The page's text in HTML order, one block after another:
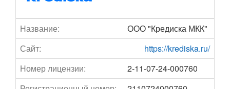
Название:
ООО "Кредиска МКК"
Сайт:
https://krediska.ru/
Номер лицензии:
2-11-07-24-000760